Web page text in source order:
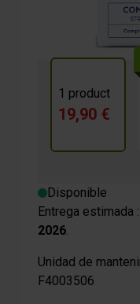
1 product
19,90 €
Disponible
Entrega estimada :
2026.
Unidad de
F4003506